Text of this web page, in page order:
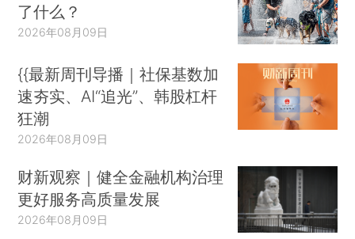
了什么？
2026年08月09日
{{最新周刊导播｜社保基数加
速夯实、AI“追光”、韩股杠杆
狂潮
2026年08月09日
财新观察｜健全金融机构治理
更好服务高质量发展
2026年08月09日